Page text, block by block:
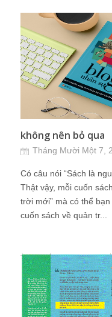
không nên bỏ qua
Tháng Mười Một 7,
Có câu nói “Sách là
Thật vậy, mỗi cuốn
trời mới” mà có thể
cuốn sách về quản tr...